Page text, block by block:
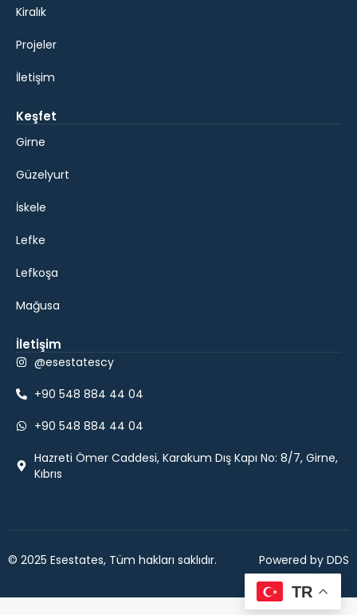
Kiralık
Projeler
İletişim
Keşfet
Girne
Güzelyurt
İskele
Lefke
Lefkoşa
Mağusa
İletişim
@esestatescy
+90 548 884 44 04
+90 548 884 44 04
Hazreti Ömer Caddesi, Karakum Dış Kapı No: 8/7, Girne,
Kıbrıs
© 2025 Esestates, Tüm hakları saklıdır. Powered by DDS
TR